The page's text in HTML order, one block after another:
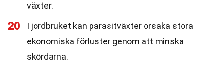
växter.
20
I jordbruket kan parasitväxter orsaka stora
ekonomiska förluster genom att minska
skördarna.